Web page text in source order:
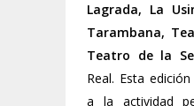
Lagrada, La
Tarambana,
Teatro de la
Real. Esta
a la actividad